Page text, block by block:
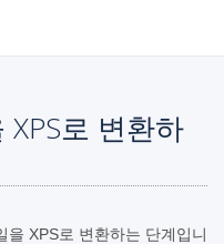
로 변환하
을 XPS로 변환하는 단계입니